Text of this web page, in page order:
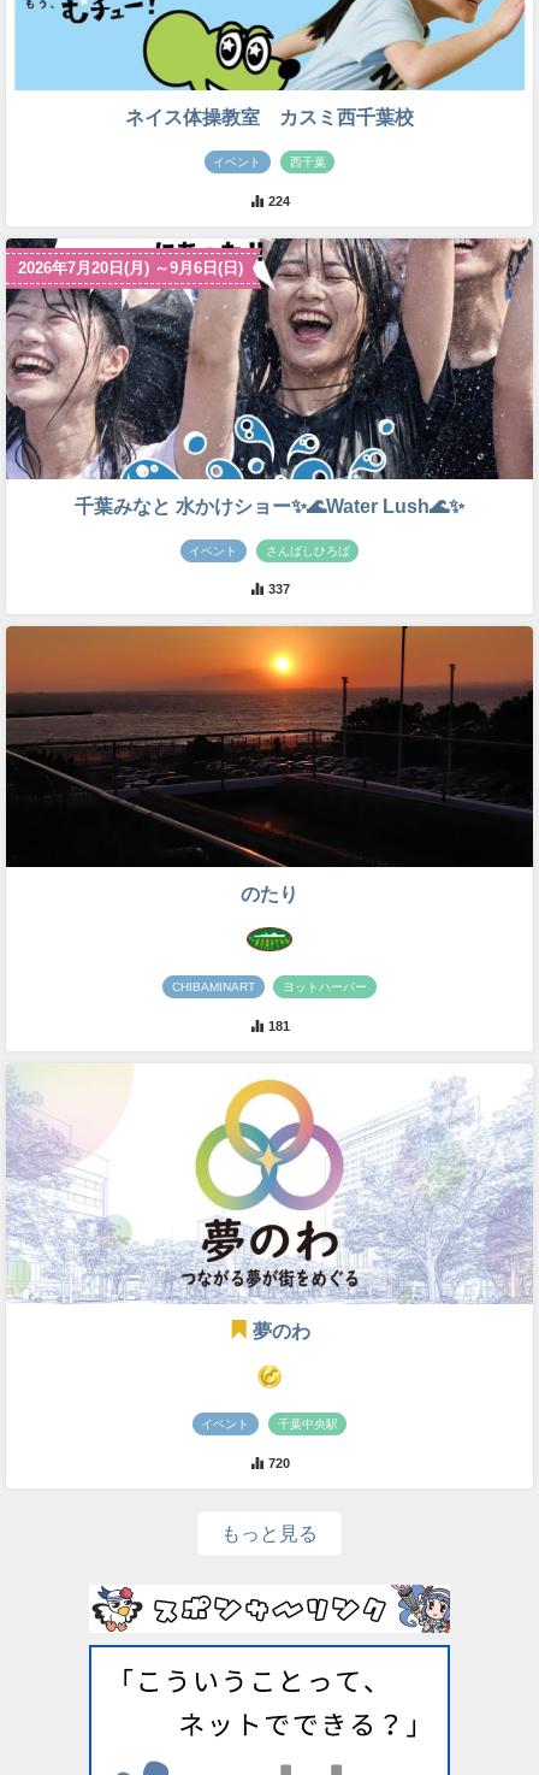
ネイス体操教室 カスミ西千葉校
イベント 西千葉
224
2026年7月20日(月) ～9月6日(日)
千葉みなと 水かけショー✨🌊Water Lush🌊✨
イベント さんばしひろば
337
のたり
CHIBAMINART ヨットハーバー
181
夢のわ
イベント 千葉中央駅
720
もっと見る